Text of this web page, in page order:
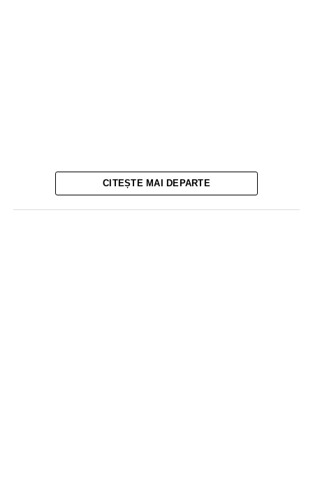
CITEȘTE MAI DEPARTE